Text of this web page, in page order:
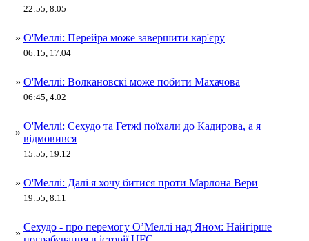
22:55, 8.05
» О'Меллі: Перейра може завершити кар'єру
06:15, 17.04
» О'Меллі: Волкановскі може побити Махачова
06:45, 4.02
»
О'Меллі: Сехудо та Гетжі поїхали до Кадирова, а я
відмовився
15:55, 19.12
» О'Меллі: Далі я хочу битися проти Марлона Вери
19:55, 8.11
»
Сехудо - про перемогу О’Меллі над Яном: Найгірше